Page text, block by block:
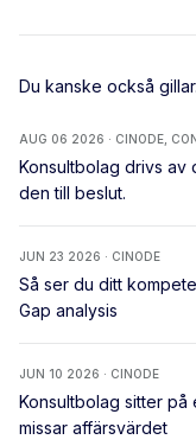
Du kanske också
AUG 06 2026 · CINODE,
Konsultbolag drivs av
den till beslut.
JUN 23 2026 · CINODE
Så ser du ditt
Gap analysis
JUN 10 2026 · CINODE
Konsultbolag sitter på
missar affärsvärdet